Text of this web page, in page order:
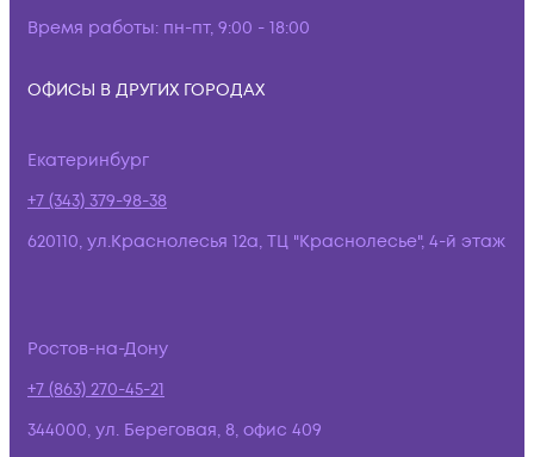
Время работы: пн-пт, 9:00 - 18:00
ОФИСЫ В ДРУГИХ ГОРОДАХ
Екатеринбург
+7 (343) 379-98-38
620110, ул.Краснолесья 12а, ТЦ "Краснолесье", 4-й этаж
Ростов-на-Дону
+7 (863) 270-45-21
344000, ул. Береговая, 8, офис 409